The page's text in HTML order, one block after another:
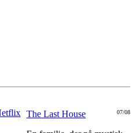
07/08
The Last House